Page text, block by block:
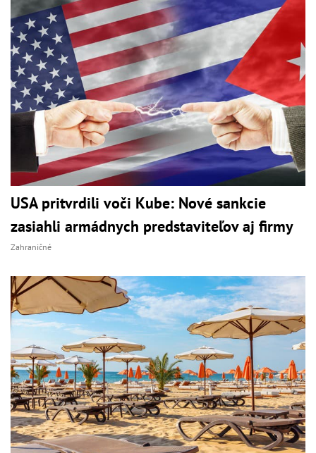
USA pritvrdili voči Kube: Nové sankcie
zasiahli armádnych predstaviteľov aj firmy
Zahraničné